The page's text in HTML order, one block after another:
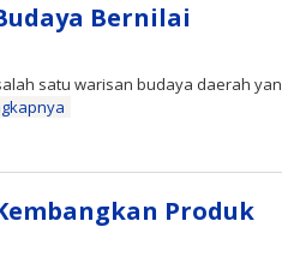
Bernilai
satu warisan budaya daerah
Produk